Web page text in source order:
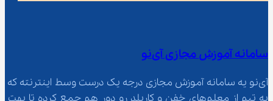
سامانه آموزش مجازی آی‌نو
آی‌نو یه سامانه آموزش مجازی درجه یک درست وسط اینترنته که